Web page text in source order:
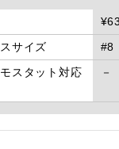
サイズ #8
スタット対応 －